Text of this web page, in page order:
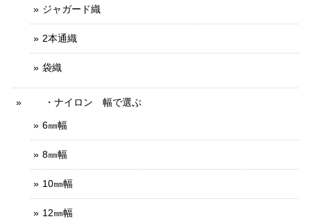
ジャガード織
2本通織
袋織
・ナイロン 幅で選ぶ
6㎜幅
8㎜幅
10㎜幅
12㎜幅